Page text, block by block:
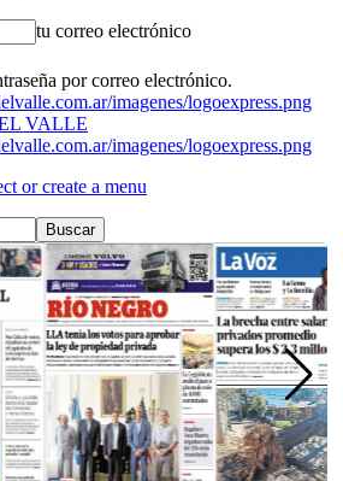
tu correo electrónico
por correo electrónico.
VALLE
or create a menu